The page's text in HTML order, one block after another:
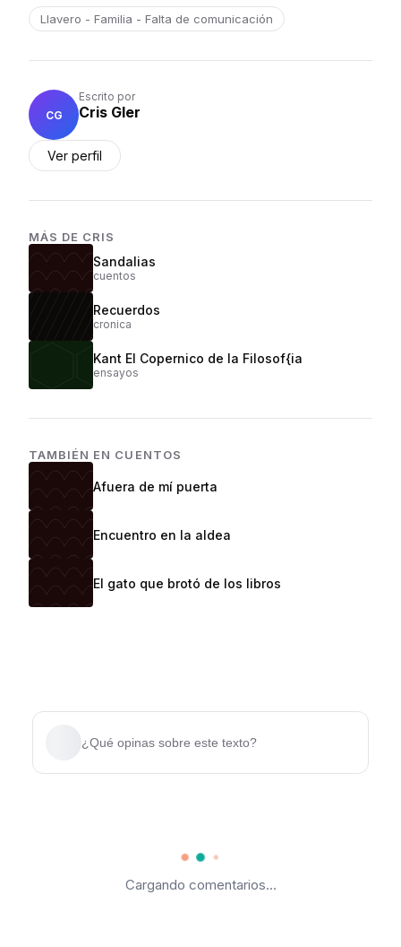
Llavero - Familia - Falta de comunicación
CG
Escrito por
Cris Gler
Ver perfil
MÁS DE CRIS
Sandalias
cuentos
Recuerdos
cronica
Kant El Copernico de la Filosof{ia
ensayos
TAMBIÉN EN CUENTOS
Afuera de mí puerta
Encuentro en la aldea
El gato que brotó de los libros
¿Qué opinas sobre este texto?
Cargando comentarios...